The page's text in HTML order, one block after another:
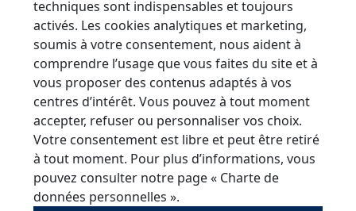
empreinte carbone initiale plus élevée.
Résistance au feu: les matériaux biosourcés
doivent être traités pour répondre aux
exigences (classement M1 à M4). Certains,
comme le chanvre, sont naturellement
performants.
Entretien et durabilité: les matériaux
naturels exigent une protection contre les UV
et l’humidité, mais peuvent atteindre des
techniques sont indispensables et toujours
activés. Les cookies analytiques et marketing,
soumis à votre consentement, nous aident à
comprendre l’usage que vous faites du site et à
vous proposer des contenus adaptés à vos
centres d’intérêt. Vous pouvez à tout moment
accepter, refuser ou personnaliser vos choix.
Votre consentement est libre et peut être retiré
à tout moment. Pour plus d’informations, vous
pouvez consulter notre page« Charte de
données personnelles ».